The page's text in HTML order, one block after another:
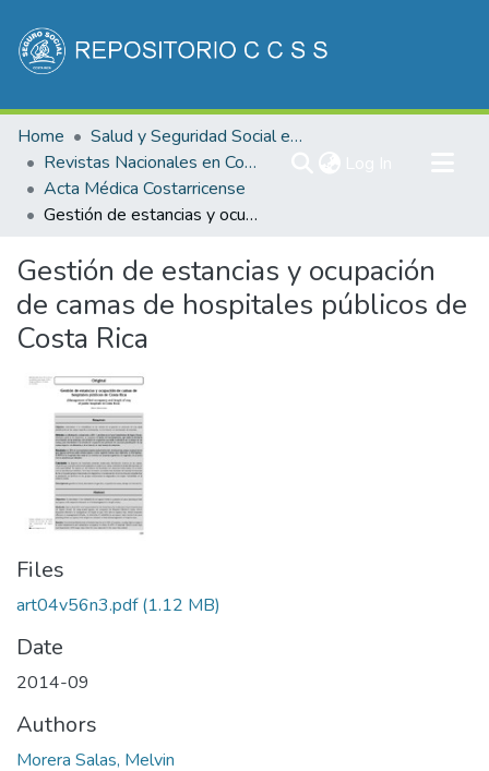
Communities & Collections
All of DSpace
Statistics
Home
Salud y Seguridad Social en Costa Rica
Revistas Nacionales en Costa Rica
Acta Médica Costarricense
Gestión de estancias y ocupación de camas de hospitales públicos de Costa Rica
Gestión de estancias y ocupación
de camas de hospitales públicos de
Costa Rica
Files
art04v56n3.pdf(1.12 MB)
Date
2014-09
Authors
Morera Salas, Melvin